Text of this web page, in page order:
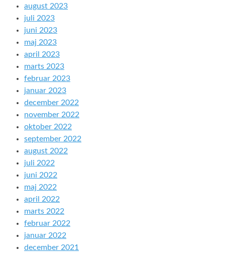
august 2023
juli 2023
juni 2023
maj 2023
april 2023
marts 2023
februar 2023
januar 2023
december 2022
november 2022
oktober 2022
september 2022
august 2022
juli 2022
juni 2022
maj 2022
april 2022
marts 2022
februar 2022
januar 2022
december 2021